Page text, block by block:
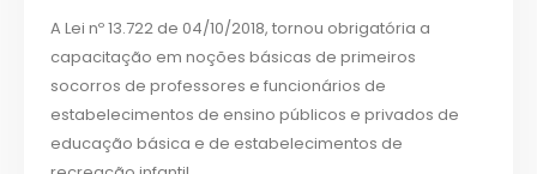
A Lei nº 13.722 de 04/10/2018, tornou obrigatória a
capacitação em noções básicas de primeiros
socorros de professores e funcionários de
estabelecimentos de ensino públicos e privados de
educação básica e de estabelecimentos de